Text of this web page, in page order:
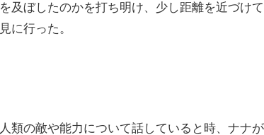
を及ぼしたのかを打ち明け、少し距離を近づけて
見に行った。
人類の敵や能力について話していると時、ナナ